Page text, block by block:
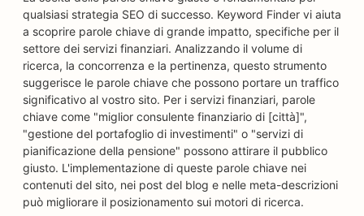
qualsiasi strategia SEO di successo. Keyword Finder vi aiuta
a scoprire parole chiave di grande impatto, specifiche per il
settore dei servizi finanziari. Analizzando il volume di
ricerca, la concorrenza e la pertinenza, questo strumento
suggerisce le parole chiave che possono portare un traffico
significativo al vostro sito. Per i servizi finanziari, parole
chiave come "miglior consulente finanziario di [città]",
"gestione del portafoglio di investimenti" o "servizi di
pianificazione della pensione" possono attirare il pubblico
giusto. L'implementazione di queste parole chiave nei
contenuti del sito, nei post del blog e nelle meta-descrizioni
può migliorare il posizionamento sui motori di ricerca.